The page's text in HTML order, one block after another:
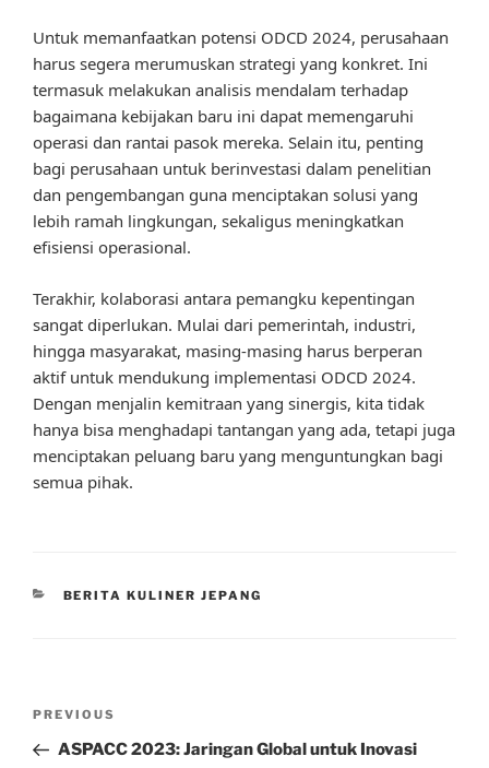
Untuk memanfaatkan potensi ODCD 2024, perusahaan
harus segera merumuskan strategi yang konkret. Ini
termasuk melakukan analisis mendalam terhadap
bagaimana kebijakan baru ini dapat memengaruhi
operasi dan rantai pasok mereka. Selain itu, penting
bagi perusahaan untuk berinvestasi dalam penelitian
dan pengembangan guna menciptakan solusi yang
lebih ramah lingkungan, sekaligus meningkatkan
efisiensi operasional.
Terakhir, kolaborasi antara pemangku kepentingan
sangat diperlukan. Mulai dari pemerintah, industri,
hingga masyarakat, masing-masing harus berperan
aktif untuk mendukung implementasi ODCD 2024.
Dengan menjalin kemitraan yang sinergis, kita tidak
hanya bisa menghadapi tantangan yang ada, tetapi juga
menciptakan peluang baru yang menguntungkan bagi
semua pihak.
CATEGORIES
BERITA KULINER JEPANG
Previous
Post
PREVIOUS
ASPACC 2023: Jaringan Global untuk Inovasi